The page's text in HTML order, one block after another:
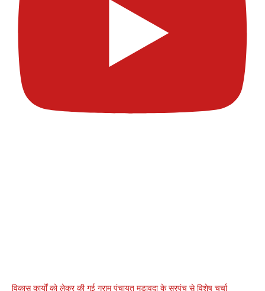
विकास कार्यों को लेकर की गई ग्राम पंचायत मडावदा के सरपंच से विशेष चर्चा